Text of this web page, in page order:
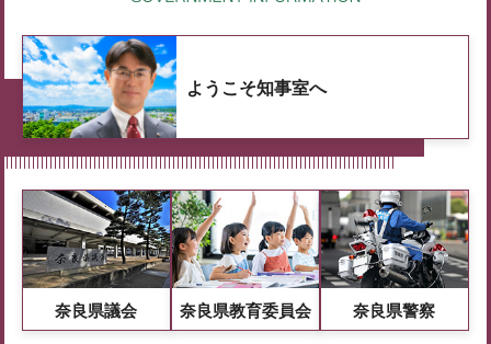
ようこそ知事室へ
奈良県議会 奈良県教育委員会 奈良県警察